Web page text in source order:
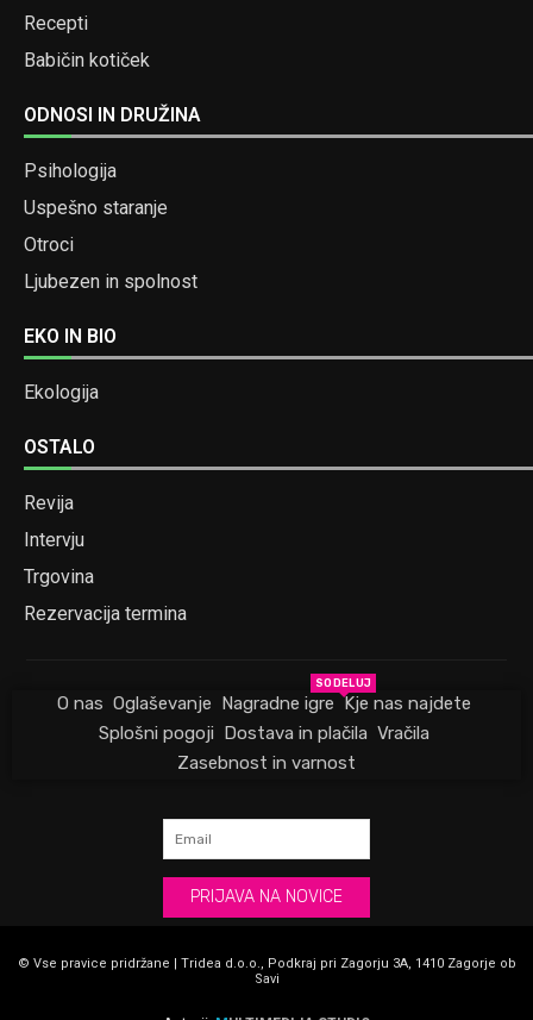
Recepti
Babičin kotiček
ODNOSI IN DRUŽINA
Psihologija
Uspešno staranje
Otroci
Ljubezen in spolnost
EKO IN BIO
Ekologija
OSTALO
Revija
Intervju
Trgovina
Rezervacija termina
O nas Oglaševanje Nagradne igre
SODELUJ
Kje nas najdete
Splošni pogoji
Dostava in plačila Vračila
Zasebnost in varnost
PRIJAVA NA NOVICE
© Vse pravice pridržane | Tridea d.o.o., Podkraj pri Zagorju 3A, 1410 Zagorje ob
Savi